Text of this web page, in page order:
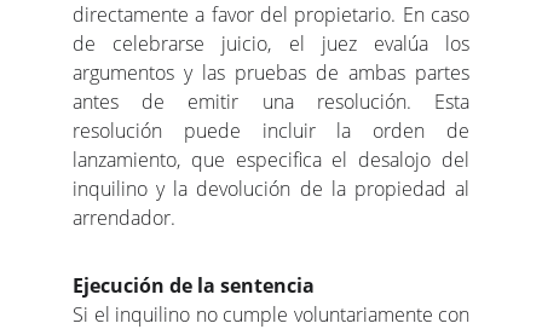
directamente a favor del propietario. En caso
de celebrarse juicio, el juez evalúa los
argumentos y las pruebas de ambas partes
antes de emitir una resolución. Esta
resolución puede incluir la orden de
lanzamiento, que especifica el desalojo del
inquilino y la devolución de la propiedad al
arrendador.
Ejecución de la sentencia
Si el inquilino no cumple voluntariamente con